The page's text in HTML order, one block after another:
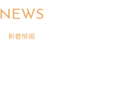
NEWS
新着情報